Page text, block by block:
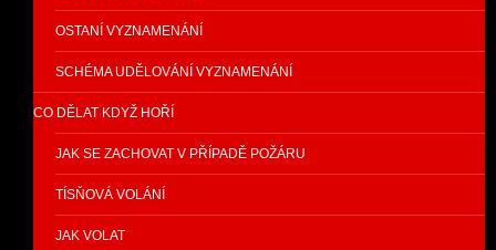
OSTANÍ VYZNAMENÁNÍ
SCHÉMA UDĚLOVÁNÍ VYZNAMENÁNÍ
CO DĚLAT KDYŽ HOŘÍ
JAK SE ZACHOVAT V PŘÍPADĚ POŽÁRU
TÍSŇOVÁ VOLÁNÍ
JAK VOLAT